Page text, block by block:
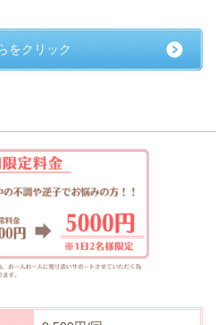
をクリック